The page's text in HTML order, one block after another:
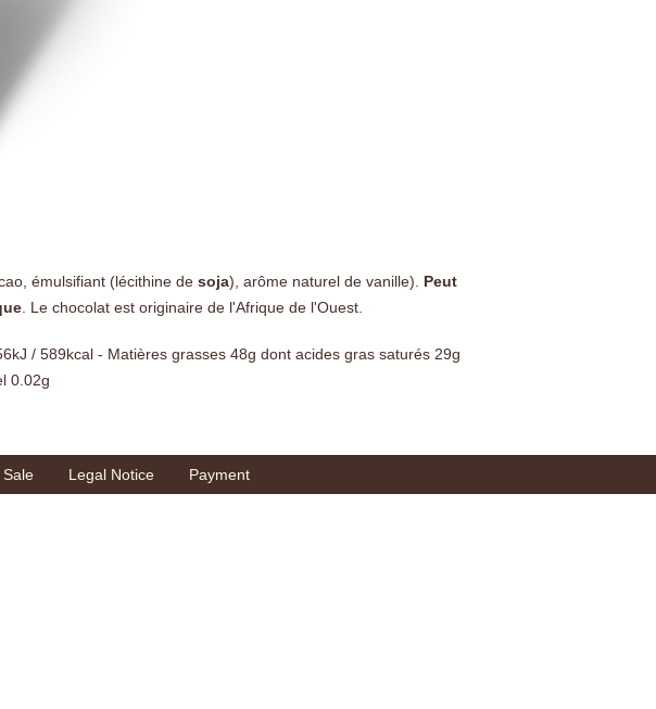
émulsifiant (lécithine de soja), arôme naturel de vanille). Peut
. Le chocolat est originaire de l'Afrique de l'Ouest.
/ 589kcal - Matières grasses 48g dont acides gras saturés 29g
0.02g
Legal Notice Payment